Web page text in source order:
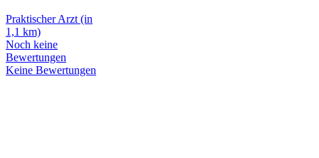
Praktischer Arzt (in
1,1 km)
Noch keine
Bewertungen
Keine Bewertungen